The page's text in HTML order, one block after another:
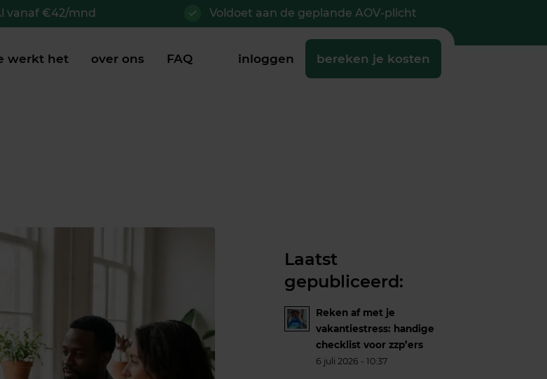
vanaf €42/mnd Voldoet aan de geplande AOV-plicht
werkt het over ons FAQ inloggen bereken je kosten
Laatst
gepubliceerd:
Reken af met je
vakantiestress: handige
checklist voor zzp’ers
6 juli 2026 - 10:37